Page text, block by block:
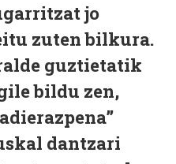
jo
zuten bilkura.
guztietatik
bildu zen,
dantzari